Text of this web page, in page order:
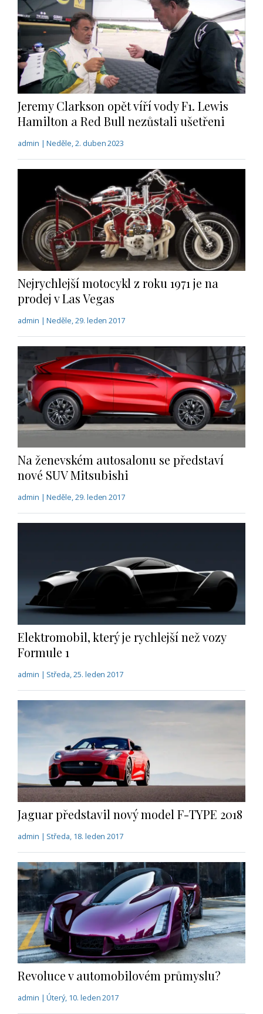
Jeremy Clarkson opět víří vody F1. Lewis
Hamilton a Red Bull nezůstali ušetřeni
admin | Neděle, 2. duben 2023
Nejrychlejší motocykl z roku 1971 je na
prodej v Las Vegas
admin | Neděle, 29. leden 2017
Na ženevském autosalonu se představí
nové SUV Mitsubishi
admin | Neděle, 29. leden 2017
Elektromobil, který je rychlejší než vozy
Formule 1
admin | Středa, 25. leden 2017
Jaguar představil nový model F-TYPE 2018
admin | Středa, 18. leden 2017
Revoluce v automobilovém průmyslu?
admin | Úterý, 10. leden 2017